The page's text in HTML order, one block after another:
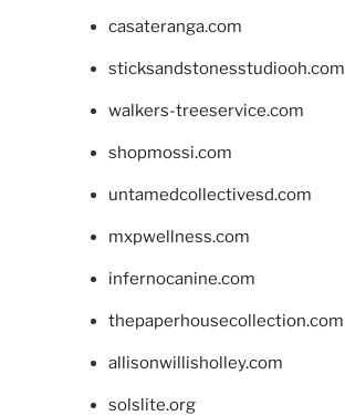
casateranga.com
sticksandstonesstudiooh.com
walkers-treeservice.com
shopmossi.com
untamedcollectivesd.com
mxpwellness.com
infernocanine.com
thepaperhousecollection.com
allisonwillisholley.com
solslite.org